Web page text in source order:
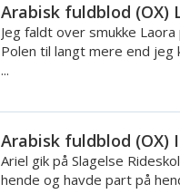
Arabisk fuldblod (OX)
Jeg faldt over smukke
Polen til langt mere end jeg
...
Arabisk fuldblod (OX)
Ariel gik på Slagelse
hende og havde part på